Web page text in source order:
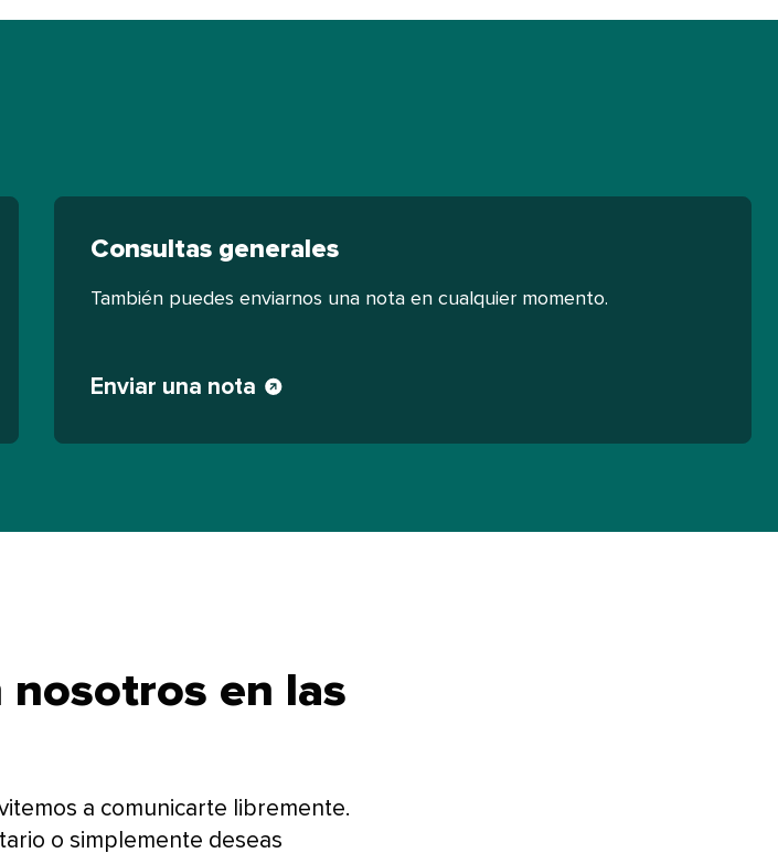
Consultas generales​​
También puedes enviarnos una nota en cualquier momento.​​
Enviar una nota​​
en las
a comunicarte libremente.
o simplemente deseas